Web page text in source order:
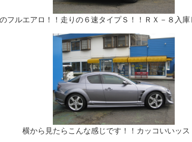
フルエアロ！！走りの６速タイプＳ！！ＲＸ－８入庫
横から見たらこんな感じです！！カッコいいッス